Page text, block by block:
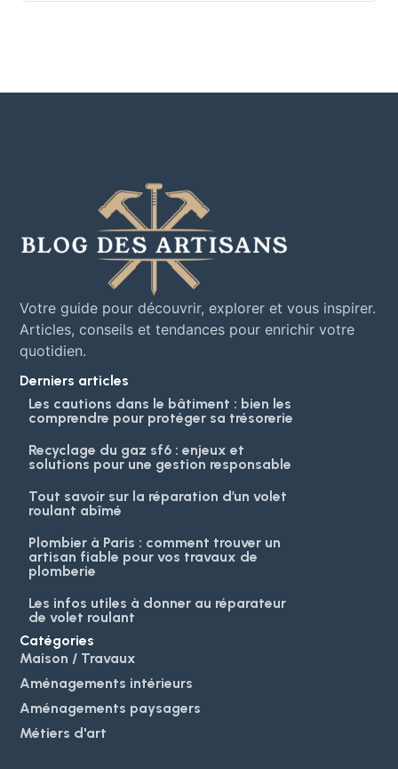
Votre guide pour découvrir, explorer et vous inspirer.
Articles, conseils et tendances pour enrichir votre
quotidien.
Derniers articles
Les cautions dans le bâtiment : bien les
comprendre pour protéger sa trésorerie
Recyclage du gaz sf6 : enjeux et
solutions pour une gestion responsable
Tout savoir sur la réparation d’un volet
roulant abîmé
Plombier à Paris : comment trouver un
artisan fiable pour vos travaux de
plomberie
Les infos utiles à donner au réparateur
de volet roulant
Catégories
Maison / Travaux
Aménagements intérieurs
Aménagements paysagers
Métiers d'art